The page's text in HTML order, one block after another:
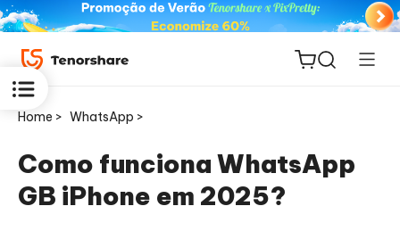
Home > WhatsApp >
Como funciona WhatsApp
GB iPhone em 2025?